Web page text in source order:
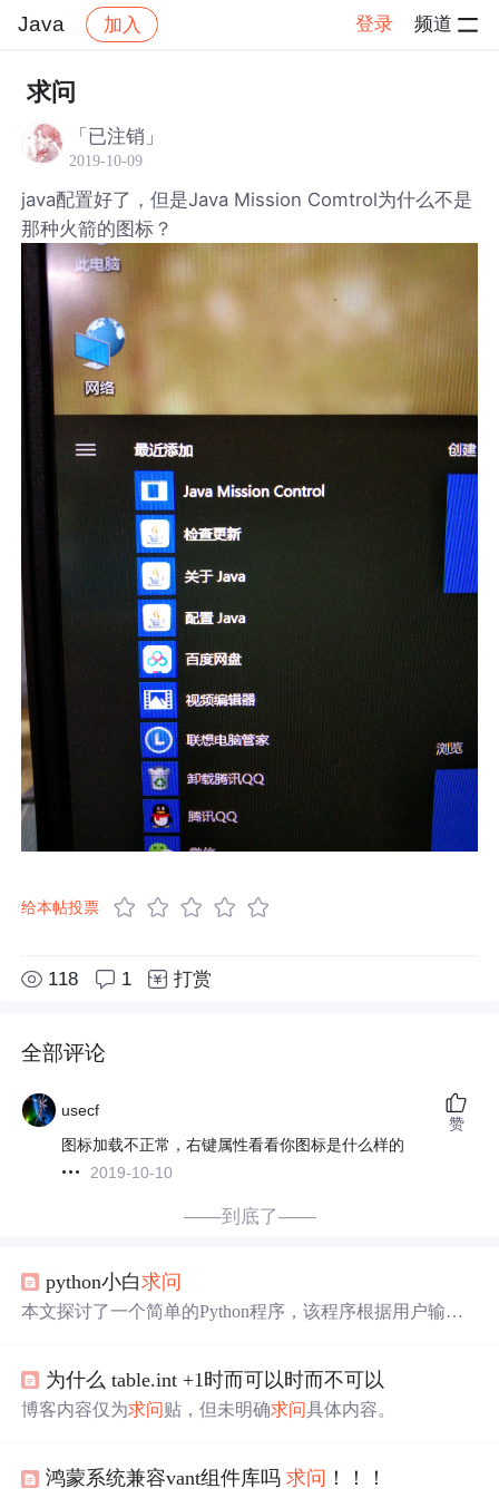
Java 加入 登录 频道
社区
求问
「已注销」
2019-10-09
java配置好了，但是Java Mission Comtrol为什么不是
那种火箭的图标？
给本帖投票
118 1 打赏
全部评论
usecf
图标加载不正常，右键属性看看你图标是什么样的
2019-10-10
赞
——到底了——
python小白求问
本文探讨了一个简单的Python程序，该程序根据用户输入
为什么 table.int +1时而可以时而不可以
博客内容仅为求问贴，但未明确求问具体内容。
鸿蒙系统兼容vant组件库吗求问 ！！！